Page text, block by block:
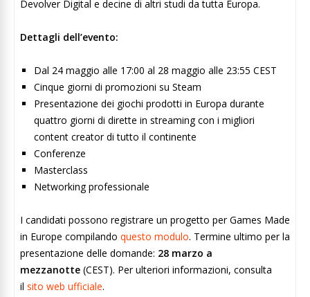
Devolver Digital e decine di altri studi da tutta Europa.
Dettagli dell’evento:
Dal 24 maggio alle 17:00 al 28 maggio alle 23:55 CEST
Cinque giorni di promozioni su Steam
Presentazione dei giochi prodotti in Europa durante
quattro giorni di dirette in streaming con i migliori
content creator di tutto il continente
Conferenze
Masterclass
Networking professionale
I candidati possono registrare un progetto per Games Made
in Europe compilando questo modulo. Termine ultimo per la
presentazione delle domande: 28 marzo a
mezzanotte (CEST). Per ulteriori informazioni, consulta
il sito web ufficiale.